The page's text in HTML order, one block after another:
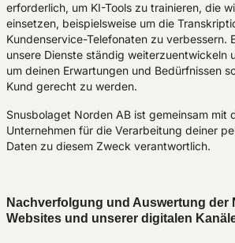
erforderlich, um KI-Tools zu trainieren, die
einsetzen, beispielsweise um die
Kundenservice-Telefonaten zu verbessern.
unsere Dienste ständig weiterzuentwickeln
um deinen Erwartungen und Bedürfnissen
Kund gerecht zu werden.
Snusbolaget Norden AB ist gemeinsam mit
Unternehmen für die Verarbeitung deiner
Daten zu diesem Zweck verantwortlich.
Nachverfolgung und Auswertung der
Websites und unserer digitalen